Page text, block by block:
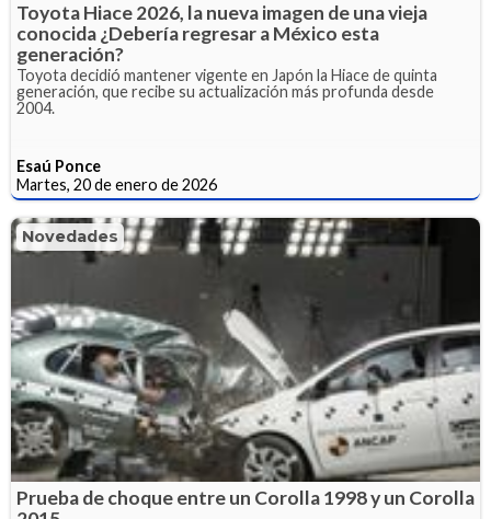
Toyota Hiace 2026, la nueva imagen de una vieja
conocida ¿Debería regresar a México esta
generación?
Toyota decidió mantener vigente en Japón la Hiace de quinta
generación, que recibe su actualización más profunda desde
2004.
Esaú Ponce
Martes, 20 de enero de 2026
Novedades
Prueba de choque entre un Corolla 1998 y un Corolla